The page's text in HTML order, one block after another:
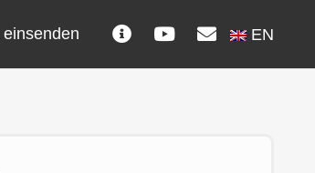
einsenden EN